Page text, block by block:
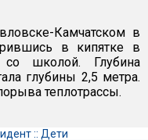
Камчатском в
в кипятке в
со школой. Глубина
глубины 2,5 метра.
теплотрассы.
:: Дети